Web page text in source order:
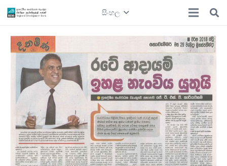
සිංහල